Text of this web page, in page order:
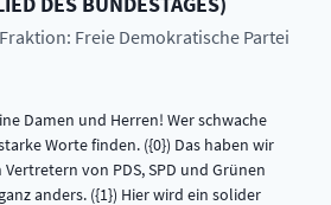
Freie Demokratische Partei
Damen und Herren! Wer schwache
Worte finden. ({0}) Das haben wir
von PDS, SPD und Grünen
anders. ({1}) Hier wird ein solider